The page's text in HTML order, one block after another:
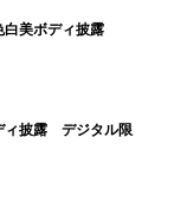
白美ボディ披露
ィ披露 デジタル限